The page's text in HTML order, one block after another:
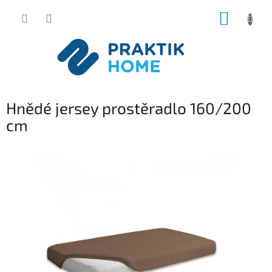
Hnědé jersey prostěradlo 160/200
cm